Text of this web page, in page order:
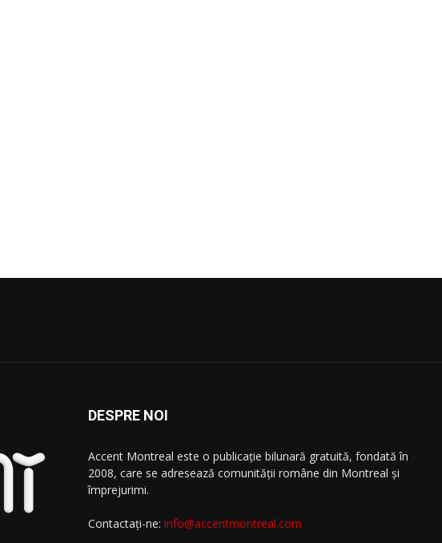
DESPRE NOI
Accent Montreal este o publicație bilunară gratuită, fondată în
2008, care se adresează comunităţii române din Montreal şi
împrejurimi.
Contactați-ne: info@accentmontreal.com